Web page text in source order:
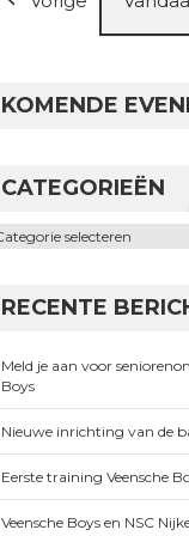
KOMENDE
CATEGORIEËN
RECENTE
Meld je aan voor
Boys
Nieuwe inrichting van de
Eerste training Veensche
Veensche Boys en NSC